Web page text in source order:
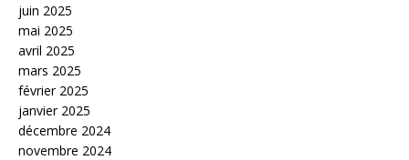
juin 2025
mai 2025
avril 2025
mars 2025
février 2025
janvier 2025
décembre 2024
novembre 2024